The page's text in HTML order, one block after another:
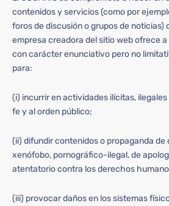
contenidos y servicios (como por
foros de discusión o grupos de noticias)
empresa creadora del sitio web ofrece
con carácter enunciativo pero no
para:
(i) incurrir en actividades ilícitas,
fe y al orden público;
(ii) difundir contenidos o propaganda
xenófobo, pornográfico-ilegal, de
atentatorio contra los derechos
(iii) provocar daños en los sistemas